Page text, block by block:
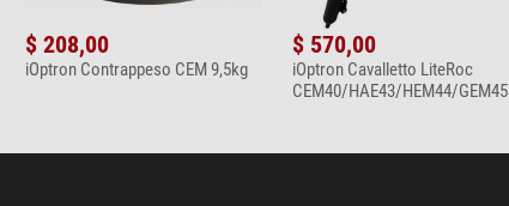
$ 208,00
iOptron Contrappeso CEM 9,5kg
$ 570,00
iOptron Cavalletto LiteRoc
CEM40/HAE43/HEM44/GEM45